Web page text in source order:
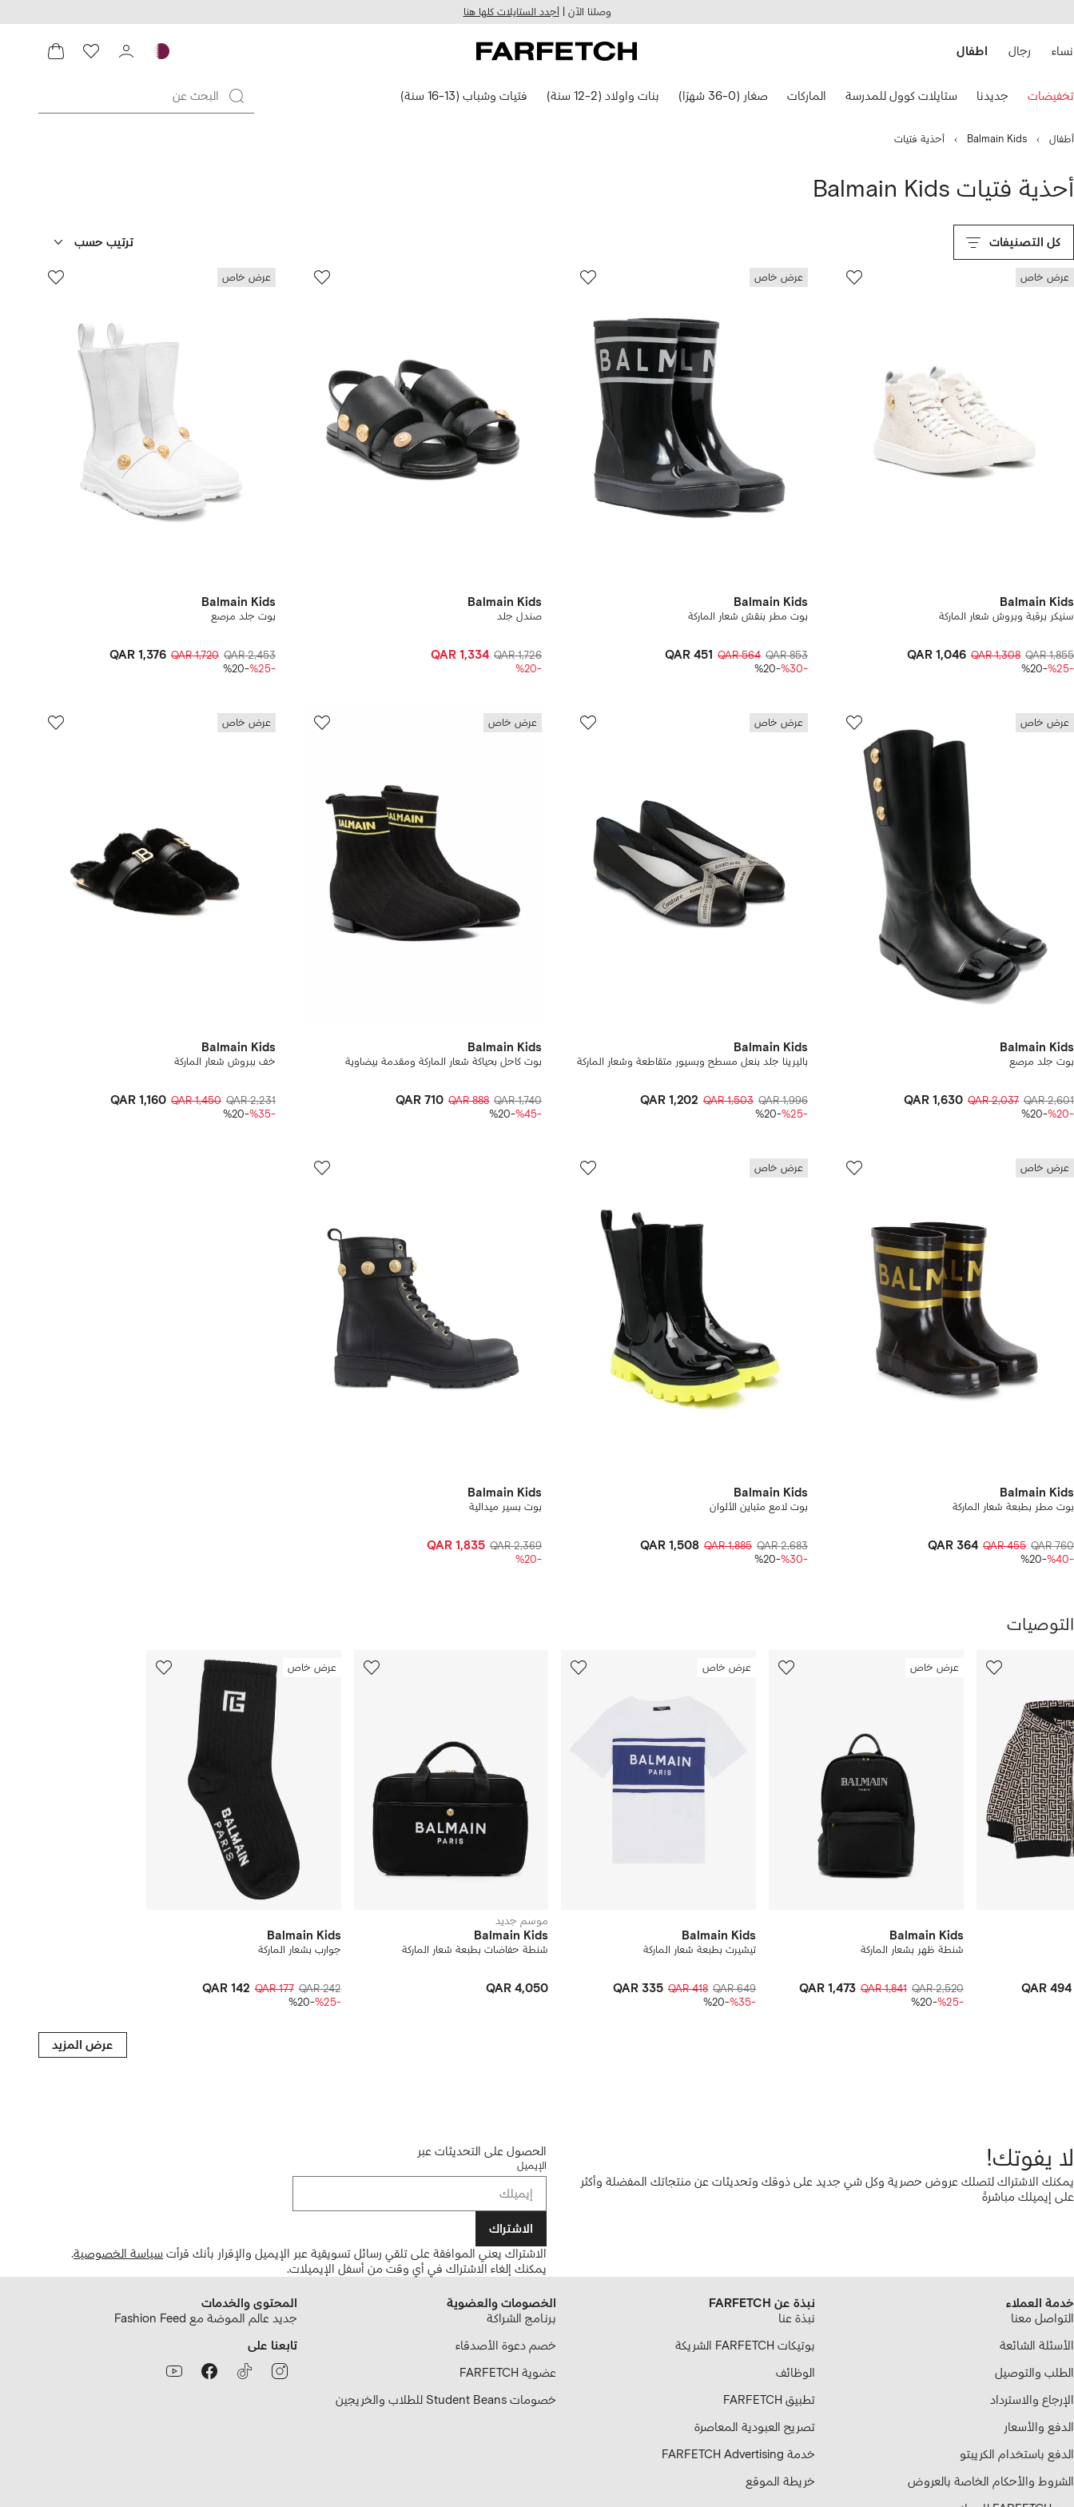
للمحتوى
وصلنا الآن | أجدد الستايلات كلها هنا
نساء رجال اطفال
تخفيضات جديدنا ستايلات كوول للمدرسة الماركات صغار (0-36 شهرًا) بنات واولاد (2-12 سنة) فتيات وشباب (13-16 سنة)
أطفال Balmain Kids أحذية فتيات
أحذية فتيات Balmain Kids
كل التصنيفات ترتيب حسب
عرض خاص
Balmain Kids
سنيكر برقبة وبروش شعار الماركة
QAR 1,855
QAR 1,308
QAR 1,046
-%25
-%20
عرض خاص
Balmain Kids
بوت مطر بنقش شعار الماركة
QAR 853
QAR 564
QAR 451
-%30
-%20
Balmain Kids
صندل جلد
QAR 1,726
QAR 1,334
-%20
عرض خاص
Balmain Kids
بوت جلد مرصع
QAR 2,453
QAR 1,720
QAR 1,376
-%25
-%20
عرض خاص
Balmain Kids
بوت جلد مرصع
QAR 2,601
QAR 2,037
QAR 1,630
-%20
-%20
عرض خاص
Balmain Kids
باليرينا جلد بنعل مسطح وبسيور متقاطعة وشعار الماركة
QAR 1,996
QAR 1,503
QAR 1,202
-%25
-%20
عرض خاص
Balmain Kids
بوت كاحل بحياكة شعار الماركة ومقدمة بيضاوية
QAR 1,740
QAR 888
QAR 710
-%45
-%20
عرض خاص
Balmain Kids
خف ببروش شعار الماركة
QAR 2,231
QAR 1,450
QAR 1,160
-%35
-%20
عرض خاص
Balmain Kids
بوت مطر بطبعة شعار الماركة
QAR 760
QAR 455
QAR 364
-%40
-%20
عرض خاص
Balmain Kids
بوت لامع متباين الألوان
QAR 2,683
QAR 1,885
QAR 1,508
-%30
-%20
Balmain Kids
بوت بسير ميدالية
QAR 2,369
QAR 1,835
-%20
التوصيات
QAR 494
من
عرض خاص
Balmain Kids
شنطة ظهر بشعار الماركة
QAR 2,520
QAR 1,841
QAR 1,473
-%25
-%20
من
عرض خاص
Balmain Kids
تيشيرت بطبعة شعار الماركة
QAR 649
QAR 418
QAR 335
-%35
-%20
موسم جديد
Balmain Kids
شنطة حفاضات بطبعة شعار الماركة
QAR 4,050
من
عرض خاص
Balmain Kids
جوارب بشعار الماركة
QAR 242
QAR 177
QAR 142
-%25
-%20
عرض المزيد
لا يفوتك!
يمكنك الاشتراك لتصلك عروض حصرية وكل شي جديد على ذوقك وتحديثات عن منتجاتك المفضلة وأكثر
على إيميلك مباشرةً
الحصول على التحديثات عبر
الإيميل
الاشتراك
الاشتراك يعني الموافقة على تلقي رسائل تسويقية عبر الإيميل والإقرار بأنك قرأت سياسة الخصوصية.
يمكنك إلغاء الاشتراك في أي وقت من أسفل الإيميلات.
خدمة العملاء
التواصل معنا
الأسئلة الشائعة
الطلب والتوصيل
الإرجاع والاسترداد
الدفع والأسعار
الدفع باستخدام الكريبتو
الشروط والأحكام الخاصة بالعروض
نبذة عن FARFETCH
نبذة عنا
بوتيكات FARFETCH الشريكة
الوظائف
تطبيق FARFETCH
تصريح العبودية المعاصرة
خدمة FARFETCH Advertising
خريطة الموقع
الخصومات والعضوية
بـرنـامـج الشـراكـة
خصم دعوة الأصدقاء
عضوية FARFETCH
خصومات Student Beans للطلاب والخريجين
المحتوى والخدمات
جديد عالم الموضة مع Fashion Feed
تابعنا على